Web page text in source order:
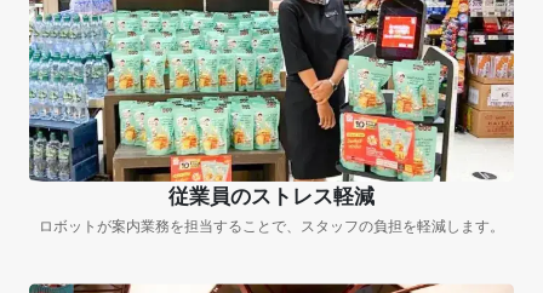
従業員のストレス軽減
ロボットが案内業務を担当することで、スタッフの負担を軽減します。